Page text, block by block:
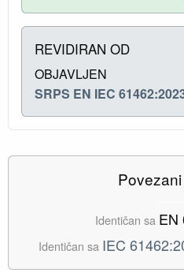
REVIDIRAN OD
OBJAVLJEN
SRPS EN IEC
Identičan sa EN
Identičan sa IEC